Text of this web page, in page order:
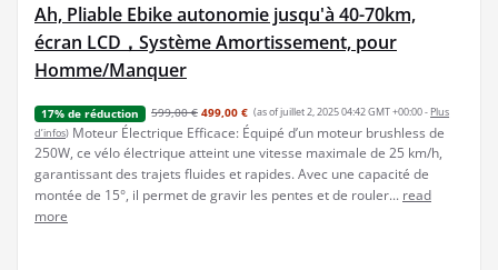
Ah, Pliable Ebike autonomie jusqu'à 40-70km,
écran LCD，Système Amortissement, pour
Homme/Manquer
17% de réduction 599,00 € 499,00 € (as of juillet 2, 2025 04:42 GMT +00:00 - Plus
d’infos) Moteur Électrique Efficace: Équipé d’un moteur brushless de
250W, ce vélo électrique atteint une vitesse maximale de 25 km/h,
garantissant des trajets fluides et rapides. Avec une capacité de
montée de 15°, il permet de gravir les pentes et de rouler... read
more